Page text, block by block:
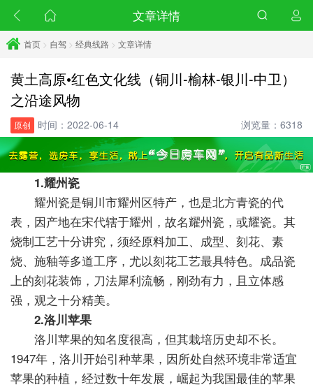
文章详情
首页 > 自驾 > 经典线路 > 文章详情
黄土高原•红色文化线（铜川-榆林-银川-中卫）
之沿途风物
原创 时间：2022-06-14 浏览量：6318
1.耀州瓷
耀州瓷是铜川市耀州区特产，也是北方青瓷的代
表，因产地在宋代辖于耀州，故名耀州瓷，或耀瓷。其
烧制工艺十分讲究，须经原料加工、成型、刻花、素
烧、施釉等多道工序，尤以刻花工艺最具特色。成品瓷
上的刻花装饰，刀法犀利流畅，刚劲有力，且立体感
强，观之十分精美。
2.洛川苹果
洛川苹果的知名度很高，但其栽培历史却不长。
1947年，洛川开始引种苹果，因所处自然环境非常适宜
苹果的种植，经过数十年发展，崛起为我国最佳的苹果